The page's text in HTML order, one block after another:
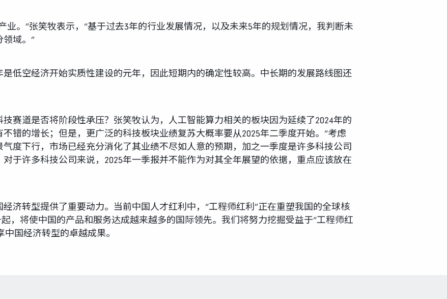
业。”张笑牧表示，“基于过去3年的行业发展情况，以及未来5年的规划情况，我判断未
域。”
低空经济开始实质性建设的元年，因此短期内的确定性较高。中长期的发展路线图还
赛道是否将阶段性承压？张笑牧认为，人工智能算力相关的板块因为延续了2024年的
错的增长；但是，更广泛的科技板块业绩复苏大概率要从2025年二季度开始。“考虑
度下行，市场已经充分消化了其业绩不尽如人意的预期，加之一季度是许多科技公司
于许多科技公司来说，2025年一季报并不能作为对其全年展望的依据，重点应该放在
济转型提供了重要动力。当前中国人才红利中，“工程师红利”正在重塑我国的全球核
，将使中国的产品和服务达成越来越多的国际领先。我们将努力挖掘受益于“工程师红
国经济转型的卓越成果。